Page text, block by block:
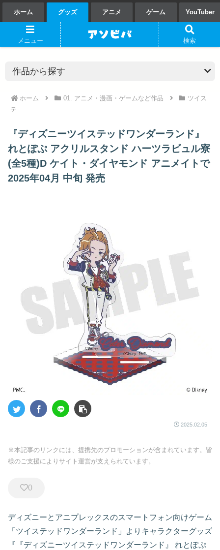
ホーム グッズ アニメ ゲーム YouTuber
ホーム 01. アニメ・漫画・ゲームなど作品
ツイス
テ
『ディズニーツイステッドワンダーランド』
れとぽぷ アクリルスタンド ハーツラビュル寮
(全5種)D ケイト・ダイヤモンド アニメイトで
2025年04月 中旬 発売
2025.02.05
※本記事のリンクには、提携先のプロモーションが含まれています。皆
様のご支援によりサイト運営が支えられています。
0
ディズニーとアニプレックスのスマートフォン向けゲーム
「ツイステッドワンダーランド」よりキャラクターグッズ
『『ディズニーツイステッドワンダーランド』 れとぽぷ
メニュー 検索